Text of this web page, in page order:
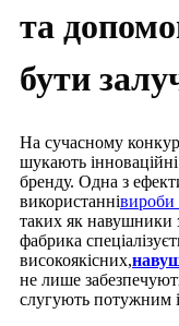
та
бути
На сучасному
шукають
бренду. Одна з
використаннівироби
таких як навушники
фабрика
високоякісних,
не лише
слугують потужним